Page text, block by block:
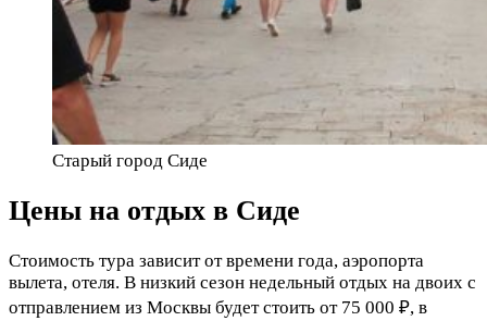
Старый город Сиде
Цены на отдых в Сиде
Стоимость тура зависит от времени года, аэропорта
вылета, отеля. В низкий сезон недельный отдых на двоих с
отправлением из Москвы будет стоить от 75 000 ₽, в